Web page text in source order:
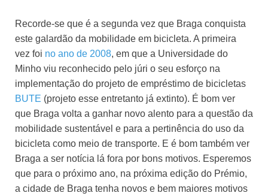
Recorde-se que é a segunda vez que Braga conquista
este galardão da mobilidade em bicicleta. A primeira
vez foi no ano de 2008, em que a Universidade do
Minho viu reconhecido pelo júri o seu esforço na
implementação do projeto de empréstimo de bicicletas
BUTE (projeto esse entretanto já extinto). É bom ver
que Braga volta a ganhar novo alento para a questão da
mobilidade sustentável e para a pertinência do uso da
bicicleta como meio de transporte. E é bom também ver
Braga a ser notícia lá fora por bons motivos. Esperemos
que para o próximo ano, na próxima edição do Prémio,
a cidade de Braga tenha novos e bem maiores motivos